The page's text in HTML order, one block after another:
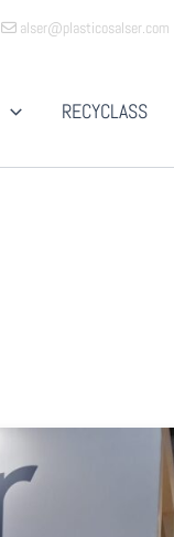
alser@plasticosalser.com
RECYCLASS